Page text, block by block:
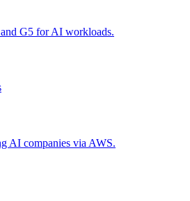
G5 for AI workloads.
AI companies via AWS.